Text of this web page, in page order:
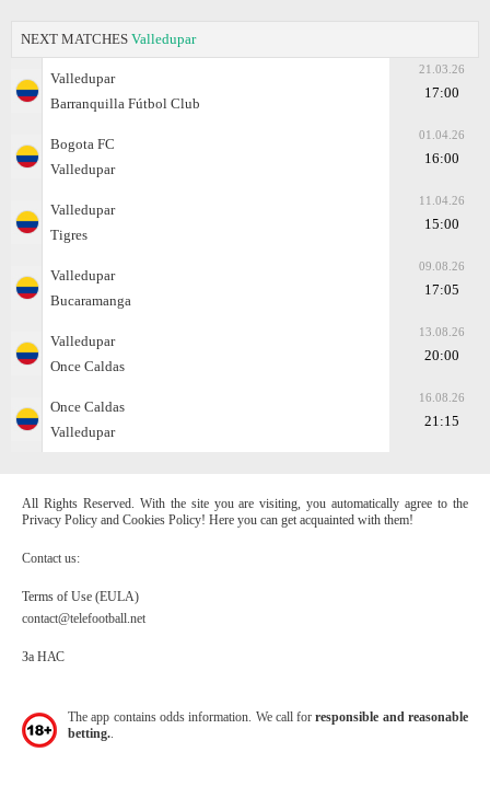
NEXT MATCHES Valledupar
Valledupar
Barranquilla Fútbol Club
21.03.26
17:00
Bogota FC
Valledupar
01.04.26
16:00
Valledupar
Tigres
11.04.26
15:00
Valledupar
Bucaramanga
09.08.26
17:05
Valledupar
Once Caldas
13.08.26
20:00
Once Caldas
Valledupar
16.08.26
21:15
All Rights Reserved. With the site you are visiting, you automatically agree to the
Privacy Policy and Cookies Policy! Here you can get acquainted with them!
Contact us:
Terms of Use (EULA)
contact@telefootball.net
За НАС
The app contains odds information. We call forresponsible and reasonable
betting.